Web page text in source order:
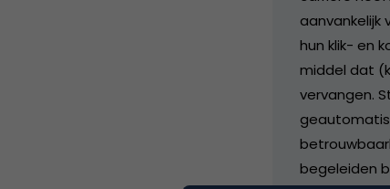
hun klik- en
middel dat
vervangen.
begeleiden